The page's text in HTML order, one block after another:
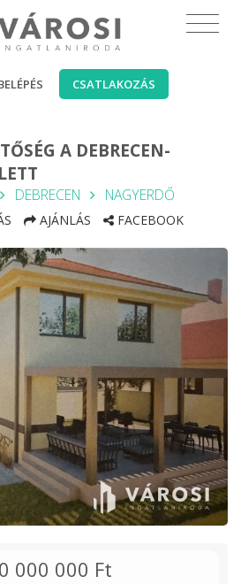
CSATLAKOZÁS
A DEBRECEN-
DEBRECEN NAGYERDŐ
AJÁNLÁS FACEBOOK
000 000 Ft